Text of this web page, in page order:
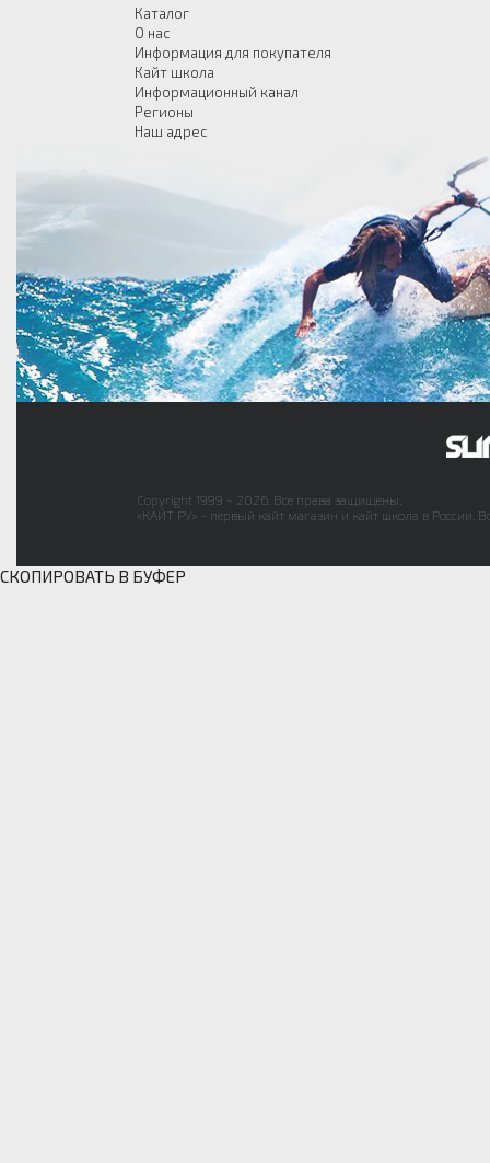
Каталог
О нас
Информация для покупателя
Кайт школа
Информационный канал
Регионы
Наш адрес
Copyright 1999 - 2026. Все права защищены.
«КАЙТ РУ» - первый кайт магазин и кайт школа в России.
СКОПИРОВАТЬ В БУФЕР